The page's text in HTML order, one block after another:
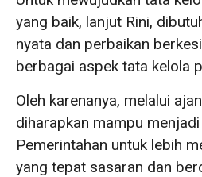
yang baik, lanjut Rini,
nyata dan perbaikan
berbagai aspek tata kelola
Oleh karenanya, melalui
diharapkan mampu
Pemerintahan untuk lebih
yang tepat sasaran dan